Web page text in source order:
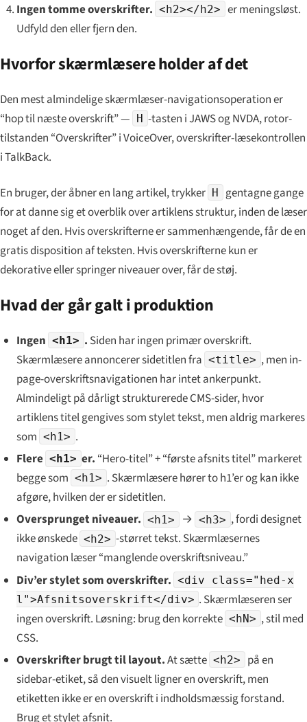
Ingen tomme overskrifter. <h2></h2> er meningsløst.
Udfyld den eller fjern den.
Hvorfor skærmlæsere holder af det
Den mest almindelige skærmlæser-navigationsoperation er
“hop til næste overskrift” — H -tasten i JAWS og NVDA, rotor-
tilstanden “Overskrifter” i VoiceOver, overskrifter-læsekontrollen
i TalkBack.
En bruger, der åbner en lang artikel, trykker H
gentagne gange
for at danne sig et overblik over artiklens struktur, inden de læser
noget af den. Hvis overskrifterne er sammenhængende, får de en
gratis disposition af teksten. Hvis overskrifterne kun er
dekorative eller springer niveauer over, får de støj.
Hvad der går galt i produktion
Ingen <h1> . Siden har ingen primær overskrift.
Skærmlæsere annoncerer sidetitlen fra <title> , men in-
page-overskriftsnavigationen har intet ankerpunkt.
Almindeligt på dårligt strukturerede CMS-sider, hvor
artiklens titel gengives som stylet tekst, men aldrig markeres
som <h1> .
Flere <h1> er. “Hero-titel” + “første afsnits titel” markeret
begge som <h1> . Skærmlæsere hører to h1’er og kan ikke
afgøre, hvilken der er sidetitlen.
Oversprunget niveauer. <h1> → <h3> , fordi designet
ikke ønskede <h2> -størret tekst. Skærmlæsernes
navigation læser “manglende overskriftsniveau.”
Div’er stylet som overskrifter. <div class="hed-x
l">Afsnitsoverskrift</div> . Skærmlæseren ser
ingen overskrift. Løsning: brug den korrekte <hN> , stil med
CSS.
Overskrifter brugt til layout.At sætte <h2>
på en
sidebar-etiket, så den visuelt ligner en overskrift, men
etiketten ikke er en overskrift i indholdsmæssig forstand.
Brug et stylet afsnit.